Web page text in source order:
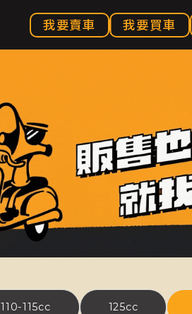
我要賣車 我要買車
150cc
110-115cc 125cc